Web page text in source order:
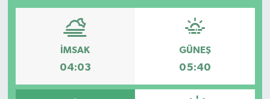
İMSAK
04:03
GÜNEŞ
05:40